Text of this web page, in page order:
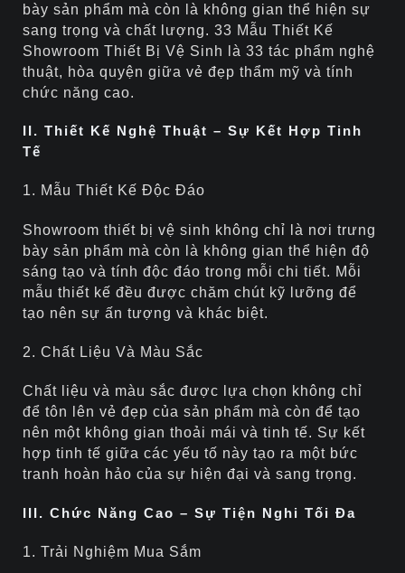
bày sản phẩm mà còn là không gian thể hiện sự
sang trọng và chất lượng. 33 Mẫu Thiết Kế
Showroom Thiết Bị Vệ Sinh là 33 tác phẩm nghệ
thuật, hòa quyện giữa vẻ đẹp thẩm mỹ và tính
chức năng cao.
II. Thiết Kế Nghệ Thuật – Sự Kết Hợp Tinh
Tế
1. Mẫu Thiết Kế Độc Đáo
Showroom thiết bị vệ sinh không chỉ là nơi trưng
bày sản phẩm mà còn là không gian thể hiện độ
sáng tạo và tính độc đáo trong mỗi chi tiết. Mỗi
mẫu thiết kế đều được chăm chút kỹ lưỡng để
tạo nên sự ấn tượng và khác biệt.
2. Chất Liệu Và Màu Sắc
Chất liệu và màu sắc được lựa chọn không chỉ
để tôn lên vẻ đẹp của sản phẩm mà còn để tạo
nên một không gian thoải mái và tinh tế. Sự kết
hợp tinh tế giữa các yếu tố này tạo ra một bức
tranh hoàn hảo của sự hiện đại và sang trọng.
III. Chức Năng Cao – Sự Tiện Nghi Tối Đa
1. Trải Nghiệm Mua Sắm